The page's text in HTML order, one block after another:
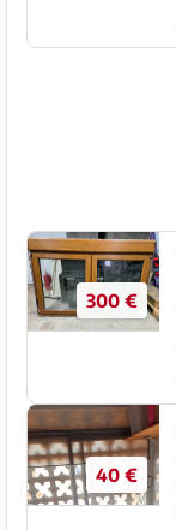
300 €
40 €